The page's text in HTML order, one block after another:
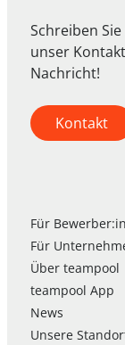
Schreiben
unser
Nachricht!
Kontakt
Für
Für
Überteampool
teampool App
News
Unsere